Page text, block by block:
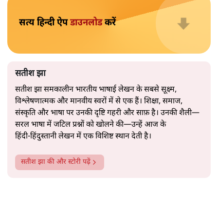
इकोनॉमी”, “उत्पादकता”, “लचीलापन”—सब कुछ एक अनुभवी
नेता की सहजता से पिरोया गया।
2019 के बही‑खाता वाले प्रतीकवाद से वे बहुत आगे आ चुकी हैं।
अब वे नार्थ ब्लॉक के हर गलियारे को जानने वाली वित्त मंत्री की
तरह बोलती हैं। लेकिन इस आत्मविश्वास के नीचे जो सामग्री है, वह
उतनी ही अनुमानित और दोहराव भरी।
सत्य हिन्दी ऐपडाउनलोडकरें